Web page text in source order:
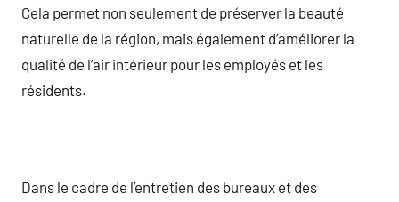
Cela permet non seulement de préserver la beauté
naturelle de la région, mais également d’améliorer la
qualité de l’air intérieur pour les employés et les
résidents.
Dans le cadre de l’entretien des bureaux et des